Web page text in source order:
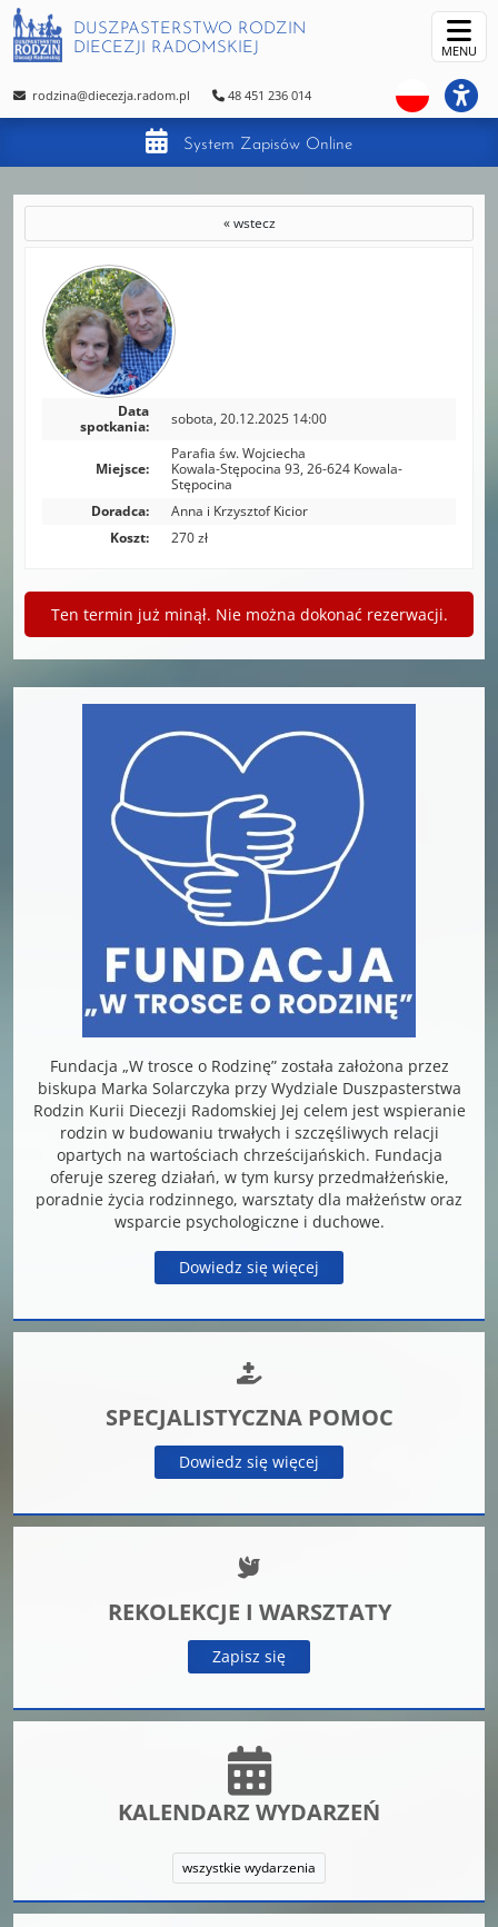
rodzina@diecezja.radom.pl 48 451 236 014
DUSZPASTERSTWO RODZIN
DIECEZJI RADOMSKIEJ
MENU
System Zapisów Online
Fundacja „W trosce o Rodzinę” została założona przez
biskupa Marka Solarczyka przy Wydziale Duszpasterstwa
Rodzin Kurii Diecezji Radomskiej Jej celem jest wspieranie
rodzin w budowaniu trwałych i szczęśliwych relacji
opartych na wartościach chrześcijańskich. Fundacja
oferuje szereg działań, w tym kursy przedmałżeńskie,
poradnie życia rodzinnego, warsztaty dla małżeństw oraz
wsparcie psychologiczne i duchowe.
Dowiedz się więcej
SPECJALISTYCZNA POMOC
Dowiedz się więcej
REKOLEKCJE I WARSZTATY
Zapisz się
KALENDARZ WYDARZEŃ
wszystkie wydarzenia
« wstecz
Data
spotkania:
sobota, 20.12.2025 14:00
Miejsce:
Parafia św. Wojciecha
Kowala-Stępocina 93, 26-624 Kowala-
Stępocina
Doradca:
Anna i Krzysztof Kicior
Koszt:
270 zł
Ten termin już minął. Nie można dokonać rezerwacji.